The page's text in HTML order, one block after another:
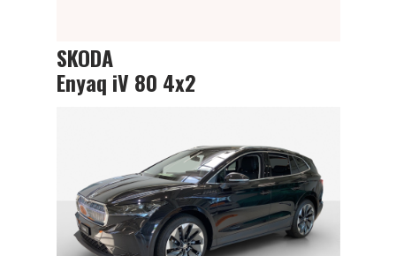
SKODA
Enyaq iV 80 4x2